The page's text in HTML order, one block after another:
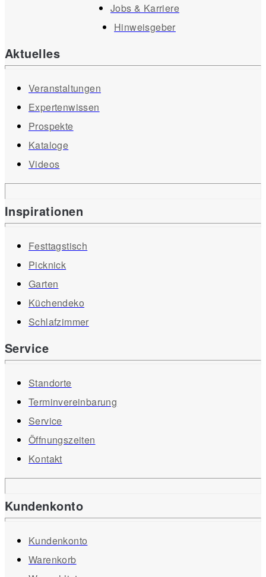
Jobs & Karriere
Hinweisgeber
Aktuelles
Veranstaltungen
Expertenwissen
Prospekte
Kataloge
Videos
Inspirationen
Festtagstisch
Picknick
Garten
Küchendeko
Schlafzimmer
Service
Standorte
Terminvereinbarung
Service
Öffnungszeiten
Kontakt
Kundenkonto
Kundenkonto
Warenkorb